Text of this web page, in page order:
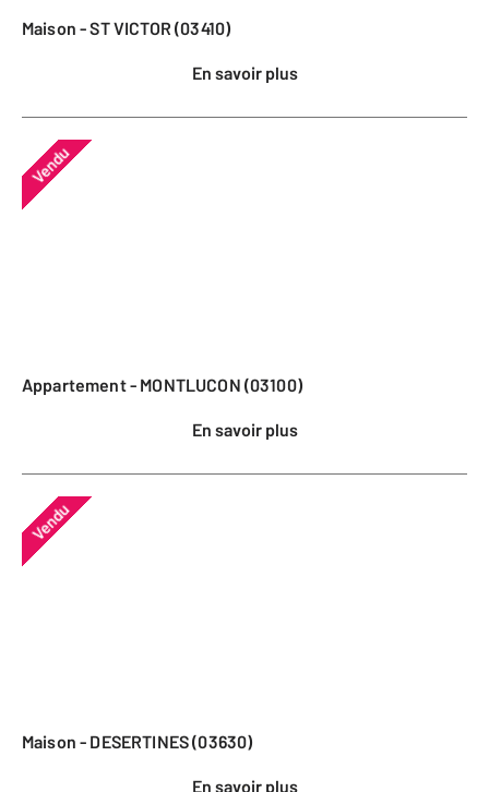
Maison - ST VICTOR (03410)
En savoir plus
Vendu
Appartement - MONTLUCON (03100)
En savoir plus
Vendu
Maison - DESERTINES (03630)
En savoir plus